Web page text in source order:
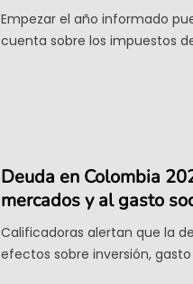
Empezar el año informado
cuenta sobre los impuestos
Deuda en Colombia
mercados y al gasto
Calificadoras alertan que la
efectos sobre inversión,